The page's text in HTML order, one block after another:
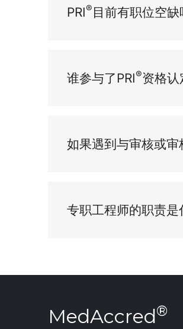
PRI® 目前有职位空缺
谁参与了PRI®资格认
如果遇到与审核或
专职工程师的职责是
MedAccred®